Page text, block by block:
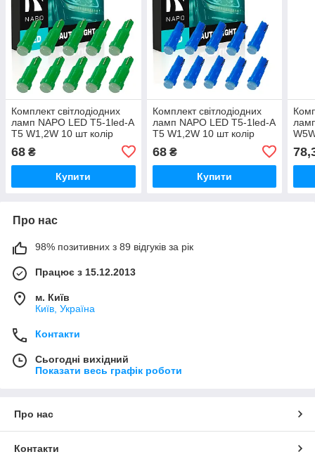
Комплект світлодіодних
ламп NAPO LED T5-1led-A
T5 W1,2W 10 шт колір
68 ₴
Купити
Комплект світлодіодних
ламп NAPO LED T5-1led-A
T5 W1,2W 10 шт колір
68₴
Купити
Про нас
98% позитивних з 89 відгуків за рік
Працює з 15.12.2013
м. Київ
Київ, Україна
Контакти
Сьогодні вихідний
Показати весь графік роботи
Про нас
Контакти